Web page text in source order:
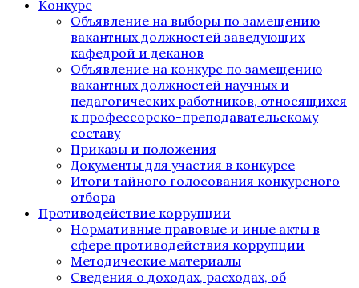
Конкурс
Объявление на выборы по замещению
вакантных должностей заведующих
кафедрой и деканов
Объявление на конкурс по замещению
вакантных должностей научных и
педагогических работников, относящихся
к профессорско-преподавательскому
составу
Приказы и положения
Документы для участия в конкурсе
Итоги тайного голосования конкурсного
отбора
Противодействие коррупции
Нормативные правовые и иные акты в
сфере противодействия коррупции
Методические материалы
Сведения о доходах, расходах, об